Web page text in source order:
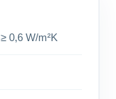
0,6 W/m²K